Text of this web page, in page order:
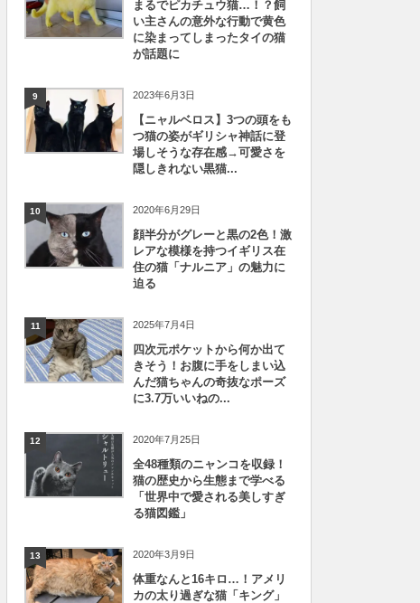
まるでピカチュウ猫…！？飼
い主さんの意外な行動で黄色
に染まってしまったタイの猫
が話題に
9 2023年6月3日
【ニャルベロス】3つの頭をも
つ猫の姿がギリシャ神話に登
場しそうな存在感→可愛さを
隠しきれない黒猫...
10 2020年6月29日
顔半分がグレーと黒の2色！激
レアな模様を持つイギリス在
住の猫「ナルニア」の魅力に
迫る
11 2025年7月4日
四次元ポケットから何か出て
きそう！お腹に手をしまい込
んだ猫ちゃんの奇抜なポーズ
に3.7万いいねの...
12 2020年7月25日
全48種類のニャンコを収録！
猫の歴史から生態まで学べる
「世界中で愛される美しすぎ
る猫図鑑」
13 2020年3月9日
体重なんと16キロ…！アメリ
カの太り過ぎな猫「キング」